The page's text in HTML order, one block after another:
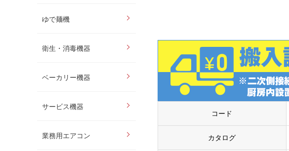
ゆで麺機
衛生・消毒機器
ベーカリー機器
サービス機器
業務用エアコン
コード
カタログ